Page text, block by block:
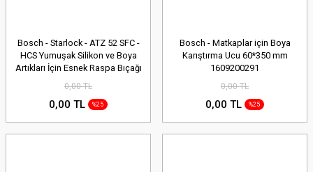
Bosch - Starlock - ATZ 52 SFC -
HCS Yumuşak Silikon ve Boya
Artıkları İçin Esnek Raspa Bıçağı
0,00 TL
0,00 TL %25
Bosch - Matkaplar için Boya
Karıştırma Ucu 60*350 mm
1609200291
0,00 TL
0,00 TL %25